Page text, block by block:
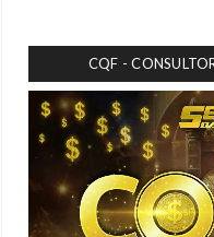
CQF -